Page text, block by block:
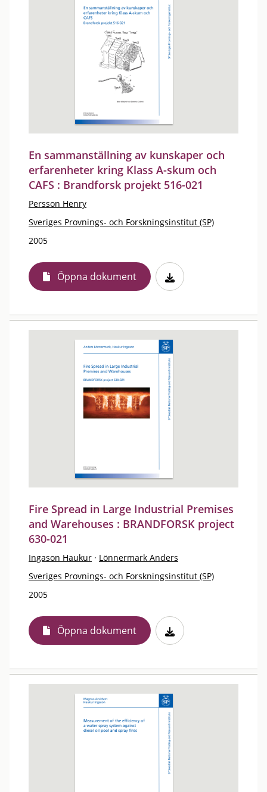
En sammanställning av kunskaper och
erfarenheter kring Klass A-skum och
CAFS : Brandforsk projekt 516-021
Persson Henry
Sveriges Provnings- och Forskningsinstitut (SP)
2005
Öppna dokument
Fire Spread in Large Industrial Premises
and Warehouses : BRANDFORSK project
630-021
Ingason Haukur · Lönnermark Anders
Sveriges Provnings- och Forskningsinstitut (SP)
2005
Öppna dokument